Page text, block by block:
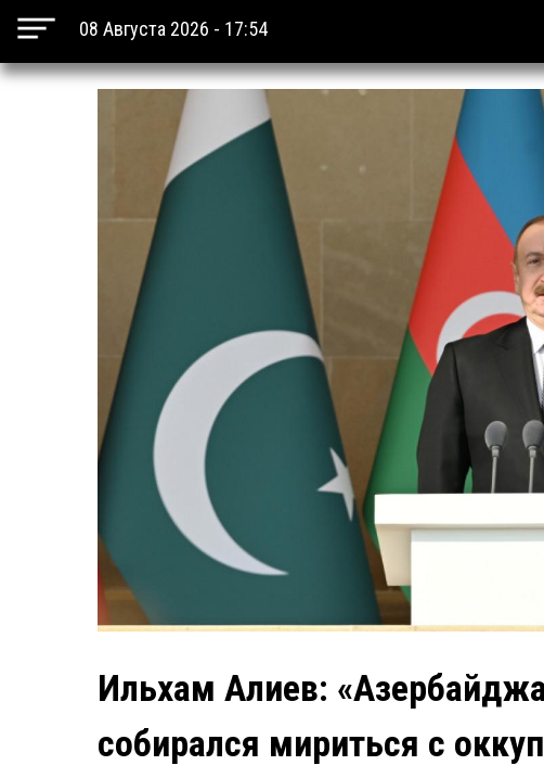
08 Августа 2026 - 17:54
Ильхам Алиев:
собирался мириться с